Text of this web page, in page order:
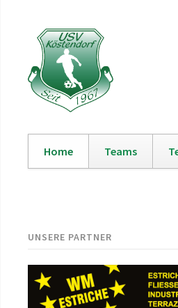
Home Teams
UNSERE PARTNER